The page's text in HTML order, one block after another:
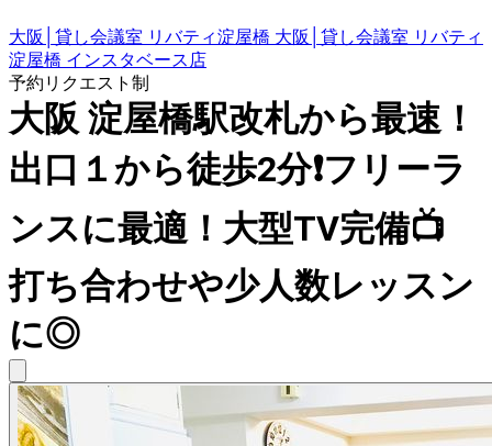
大阪│貸し会議室 リバティ淀屋橋 大阪│貸し会議室 リバティ
淀屋橋 インスタベース店
予約リクエスト制
大阪 淀屋橋駅改札から最速！
出口１から徒歩2分❗️フリーラ
ンスに最適！大型TV完備📺
打ち合わせや少人数レッスン
に◎